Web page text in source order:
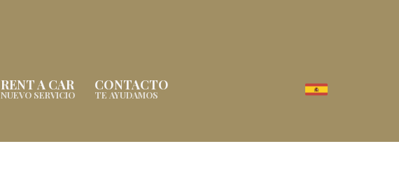
RENT A CAR
NUEVO SERVICIO
CONTACTO
TE AYUDAMOS